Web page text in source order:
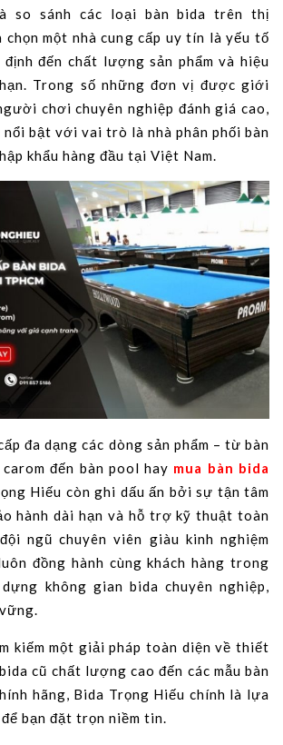
so sánh các loại bàn bida trên thị
một nhà cung cấp uy tín là yếu tố
đến chất lượng sản phẩm và hiệu
Trong số những đơn vị được giới
chơi chuyên nghiệp đánh giá cao,
nổi bật với vai trò là nhà phân phối bàn
khẩu hàng đầu tại Việt Nam.
đa dạng các dòng sản phẩm – từ bàn
đến bàn pool hay mua bàn bida
Hiếu còn ghi dấu ấn bởi sự tận tâm
hành dài hạn và hỗ trợ kỹ thuật toàn
ngũ chuyên viên giàu kinh nghiệm
đồng hành cùng khách hàng trong
không gian bida chuyên nghiệp,
kiếm một giải pháp toàn diện về thiết
cũ chất lượng cao đến các mẫu bàn
hãng, Bida Trọng Hiếu chính là lựa
bạn đặt trọn niềm tin.